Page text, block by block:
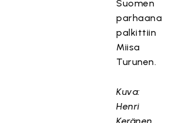
Suomen
parhaana
palkittiin
Miisa
Turunen.
Kuva:
Henri